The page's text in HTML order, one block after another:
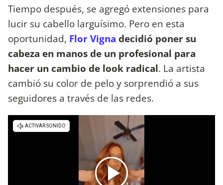
Tiempo después, se agregó extensiones para
lucir su cabello larguísimo. Pero en esta
oportunidad, Flor Vigna decidió poner su
cabeza en manos de un profesional para
hacer un cambio de look radical. La artista
cambió su color de pelo y sorprendió a sus
seguidores a través de las redes.